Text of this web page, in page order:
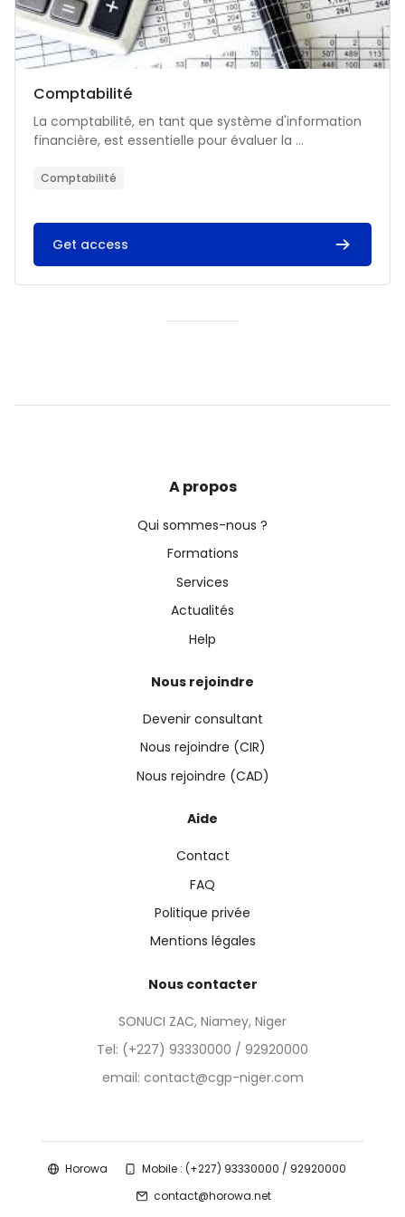
Catégorie de cours
Nom du cours
Comptabilité
Résumé du cours :
La comptabilité, en tant que système d'information
financière, est essentielle pour évaluer la ...
Comptabilité
Get access
A propos
Qui sommes-nous ?
Formations
Services
Actualités
Help
Nous rejoindre
Devenir consultant
Nous rejoindre (CIR)
Nous rejoindre (CAD)
Aide
Contact
FAQ
Politique privée
Mentions légales
Nous contacter
SONUCI ZAC, Niamey, Niger
Tel: (+227) 93330000 / 92920000
email: contact@cgp-niger.com
Horowa
Mobile : (+227) 93330000 / 92920000
contact@horowa.net